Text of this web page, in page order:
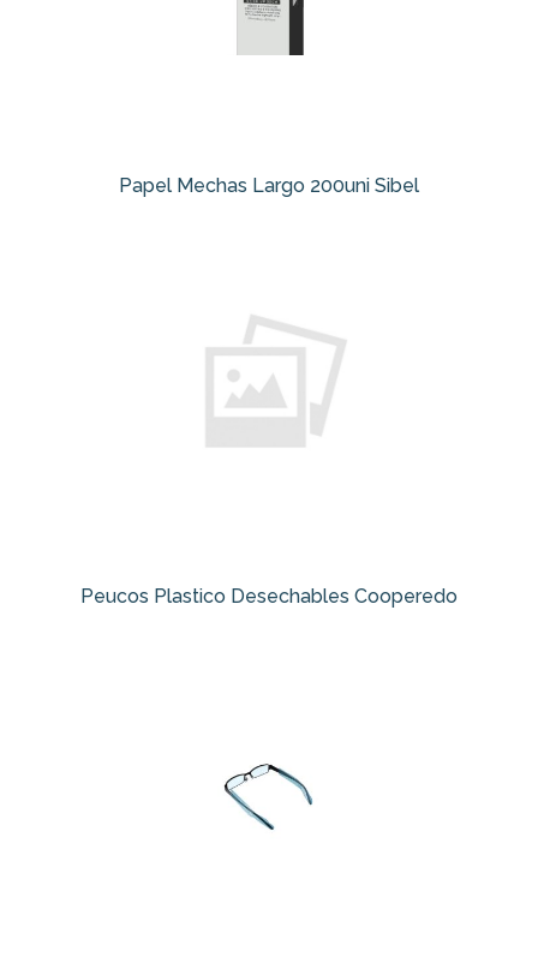
Papel Mechas Largo 200uni Sibel
Peucos Plastico Desechables Cooperedo